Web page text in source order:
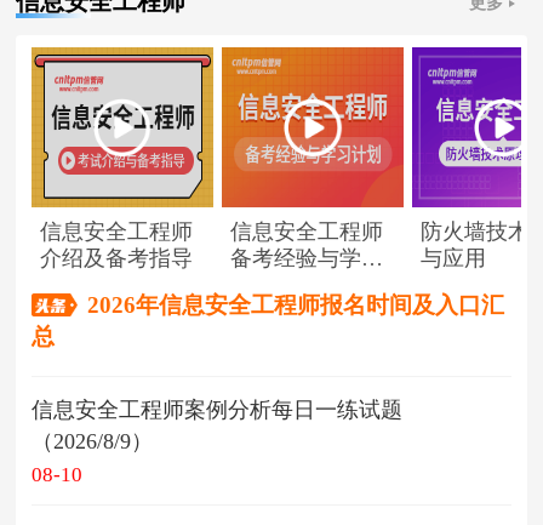
信息安全工程师
介绍及备考指导
信息安全工程师
备考经验与学习
防火墙技术
与应用
2026年信息安全工程师报名时间及入口汇
总
信息安全工程师案例分析每日一练试题
（2026/8/9）
08-10